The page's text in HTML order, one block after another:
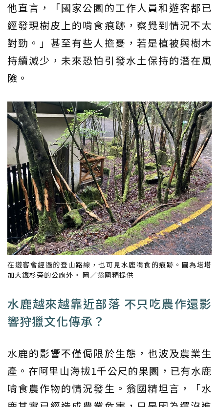
他直言，「國家公園的工作人員和遊客都已
經發現樹皮上的啃食痕跡，察覺到情況不太
對勁。」甚至有些人擔憂，若是植被與樹木
持續減少，未來恐怕引發水土保持的潛在風
險。
在遊客會經過的登山路線，也可見水鹿啃食的痕跡。圖為塔塔
加大鐵杉旁的公廁外。 圖／翁國精提供
水鹿越來越靠近部落 不只吃農作還影
響狩獵文化傳承？
水鹿的影響不僅侷限於生態，也波及農業生
產。在阿里山海拔1千公尺的果園，已有水鹿
啃食農作物的情況發生。翁國精坦言，「水